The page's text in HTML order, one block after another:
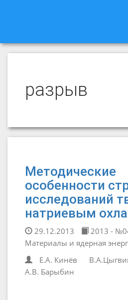
разрыв
Методические
особенности
исследований
натриевым
29.12.2013
2013 -
Материалы и ядерная
Е.А. Кинёв
А.В. Барыбин